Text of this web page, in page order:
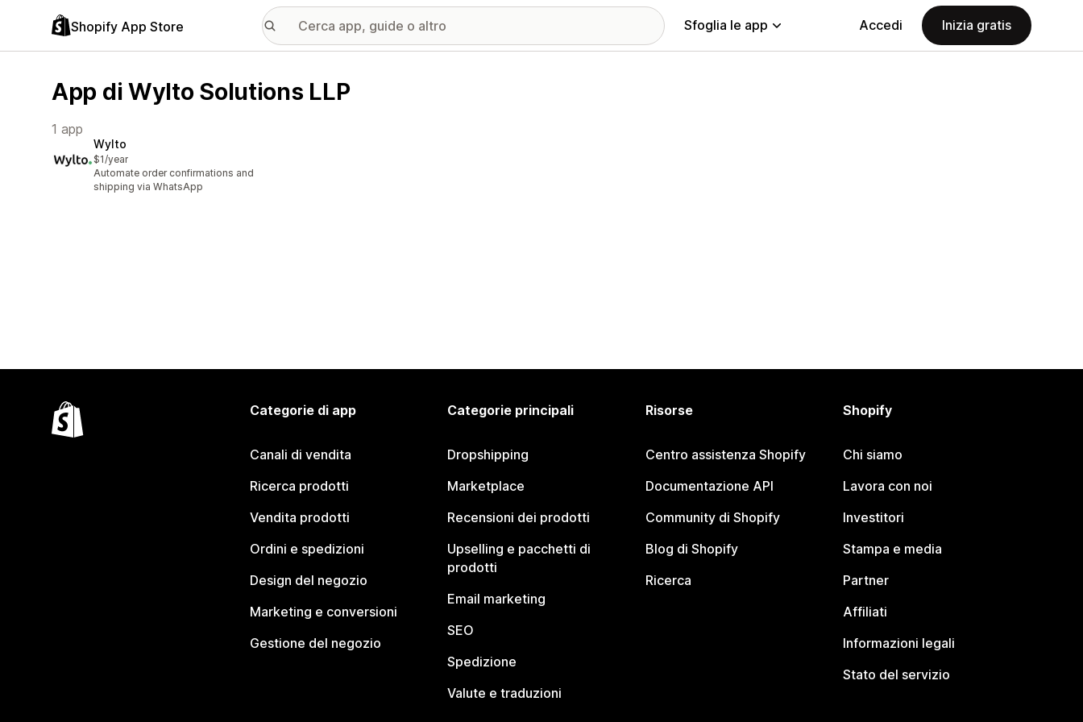
Shopify App Store Sfoglia le app Accedi Inizia gratis
App di Wylto Solutions LLP
1 app
Wylto
$1/year
Automate order confirmations and
shipping via WhatsApp
Categorie di app
Canali di vendita
Ricerca prodotti
Vendita prodotti
Ordini e spedizioni
Design del negozio
Marketing e conversioni
Gestione del negozio
Categorie principali
Dropshipping
Marketplace
Recensioni dei prodotti
Upselling e pacchetti di
prodotti
Email marketing
SEO
Spedizione
Valute e traduzioni
Risorse
Centro assistenza Shopify
Documentazione API
Community di Shopify
Blog di Shopify
Ricerca
Shopify
Chi siamo
Lavora con noi
Investitori
Stampa e media
Partner
Affiliati
Informazioni legali
Stato del servizio